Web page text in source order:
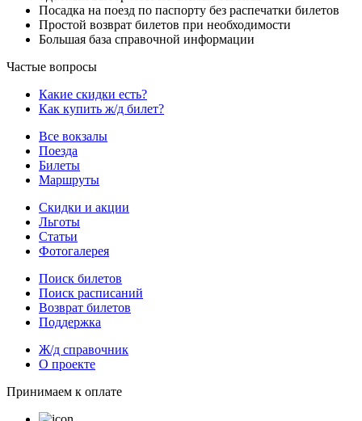
Посадка на поезд по паспорту без распечатки билетов
Простой возврат билетов при необходимости
Большая база справочной информации
Частые вопросы
Какие скидки есть?
Как купить ж/д билет?
Все вокзалы
Поезда
Билеты
Маршруты
Скидки и акции
Льготы
Статьи
Фотогалерея
Поиск билетов
Поиск расписаний
Возврат билетов
Поддержка
Ж/д справочник
О проекте
Принимаем к оплате